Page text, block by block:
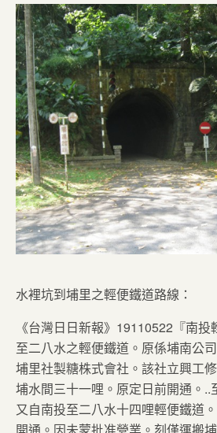
水裡坑到埔里之輕便鐵道路線：
《台灣日日新報》19110522『南
至二八水之輕便鐵道。原係埔南公
埔里社製糖株式會社。該社立興工
埔水間三十一哩。原定日前開通。..
又自南投至二八水十四哩輕便鐵道
開通。因未蒙批准營業。刻僅運搬